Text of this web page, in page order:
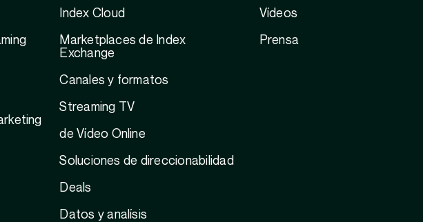
Index Cloud
Marketplaces de Index
Exchange
Canales y formatos
Streaming TV
de Vídeo Online
Soluciones de direccionabilidad
Deals
Datos y analísis
Vídeos
Prensa